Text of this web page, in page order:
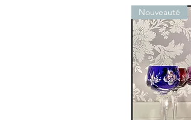
Nouveauté